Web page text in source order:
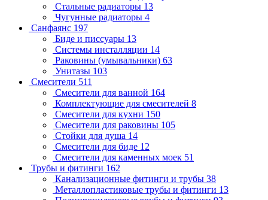
Стальные радиаторы 13
Чугунные радиаторы 4
Санфаянс 197
Биде и писсуары 13
Системы инсталляции 14
Раковины (умывальники) 63
Унитазы 103
Смесители 511
Смесители для ванной 164
Комплектующие для смесителей 8
Смесители для кухни 150
Смесители для раковины 105
Стойки для душа 14
Смесители для биде 12
Смесители для каменных моек 51
Трубы и фитинги 162
Канализационные фитинги и трубы 38
Металлопластиковые трубы и фитинги 13